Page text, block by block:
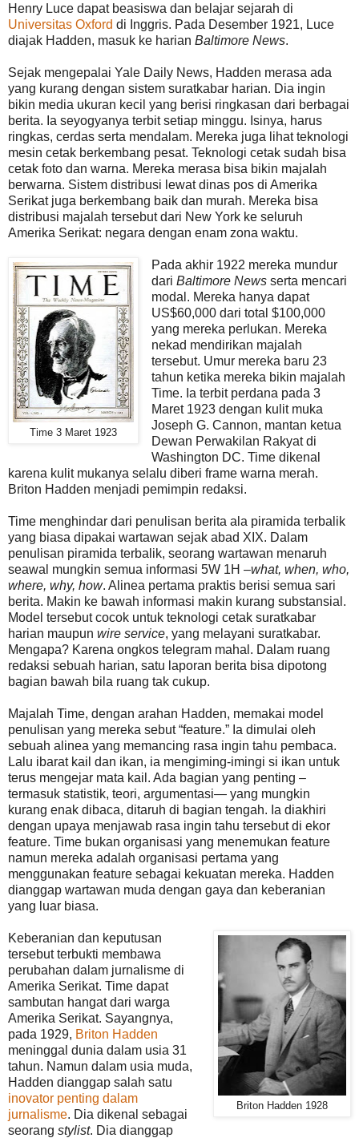
Henry Luce dapat beasiswa dan belajar sejarah di
Universitas Oxford di Inggris. Pada Desember 1921, Luce
diajak Hadden, masuk ke harian Baltimore News.
Sejak mengepalai Yale Daily News, Hadden merasa ada
yang kurang dengan sistem suratkabar harian. Dia ingin
bikin media ukuran kecil yang berisi ringkasan dari berbagai
berita. Ia seyogyanya terbit setiap minggu. Isinya, harus
ringkas, cerdas serta mendalam. Mereka juga lihat teknologi
mesin cetak berkembang pesat. Teknologi cetak sudah bisa
cetak foto dan warna. Mereka merasa bisa bikin majalah
berwarna. Sistem distribusi lewat dinas pos di Amerika
Serikat juga berkembang baik dan murah. Mereka bisa
distribusi majalah tersebut dari New York ke seluruh
Amerika Serikat: negara dengan enam zona waktu.
Time 3 Maret 1923
Pada akhir 1922 mereka mundur
dari Baltimore Newsserta mencari
modal. Mereka hanya dapat
US$60,000 dari total $100,000
yang mereka perlukan. Mereka
nekad mendirikan majalah
tersebut. Umur mereka baru 23
tahun ketika mereka bikin majalah
Time. Ia terbit perdana pada 3
Maret 1923 dengan kulit muka
Joseph G. Cannon, mantan ketua
Dewan Perwakilan Rakyat di
Washington DC. Time dikenal
karena kulit mukanya selalu diberi frame warna merah.
Briton Hadden menjadi pemimpin redaksi.
Time menghindar dari penulisan berita ala piramida terbalik
yang biasa dipakai wartawan sejak abad XIX. Dalam
penulisan piramida terbalik, seorang wartawan menaruh
seawal mungkin semua informasi 5W 1H –what, when, who,
where, why, how. Alinea pertama praktis berisi semua sari
berita. Makin ke bawah informasi makin kurang substansial.
Model tersebut cocok untuk teknologi cetak suratkabar
harian maupun wire service, yang melayani suratkabar.
Mengapa? Karena ongkos telegram mahal. Dalam ruang
redaksi sebuah harian, satu laporan berita bisa dipotong
bagian bawah bila ruang tak cukup.
Majalah Time, dengan arahan Hadden, memakai model
penulisan yang mereka sebut “feature.” Ia dimulai oleh
sebuah alinea yang memancing rasa ingin tahu pembaca.
Lalu ibarat kail dan ikan, ia mengiming-imingi si ikan untuk
terus mengejar mata kail. Ada bagian yang penting –
termasuk statistik, teori, argumentasi— yang mungkin
kurang enak dibaca, ditaruh di bagian tengah. Ia diakhiri
dengan upaya menjawab rasa ingin tahu tersebut di ekor
feature. Time bukan organisasi yang menemukan feature
namun mereka adalah organisasi pertama yang
menggunakan feature sebagai kekuatan mereka. Hadden
dianggap wartawan muda dengan gaya dan keberanian
yang luar biasa.
Briton Hadden 1928
Keberanian dan keputusan
tersebut terbukti membawa
perubahan dalam jurnalisme di
Amerika Serikat. Time dapat
sambutan hangat dari warga
Amerika Serikat. Sayangnya,
pada 1929, Briton Hadden
meninggal dunia dalam usia 31
tahun. Namun dalam usia muda,
Hadden dianggap salah satu
inovator penting dalam
jurnalisme. Dia dikenal sebagai
seorang stylist. Dia dianggap